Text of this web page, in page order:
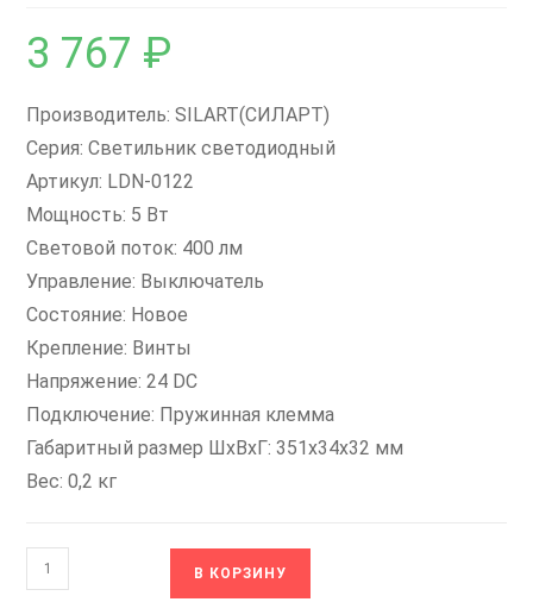
3 767 ₽
Производитель: SILART(СИЛАРТ)
Серия: Светильник светодиодный
Артикул: LDN-0122
Мощность: 5 Вт
Световой поток: 400 лм
Управление: Выключатель
Состояние: Новое
Крепление: Винты
Напряжение: 24 DC
Подключение: Пружинная клемма
Габаритный размер ШхВхГ: 351х34х32 мм
Вес: 0,2 кг
Количество
товара
В КОРЗИНУ